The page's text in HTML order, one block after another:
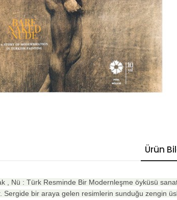
Ürün
, Nü : Türk Resminde Bir Modernleşme öyküsü
Sergide bir araya gelen resimlerin sunduğu zengin